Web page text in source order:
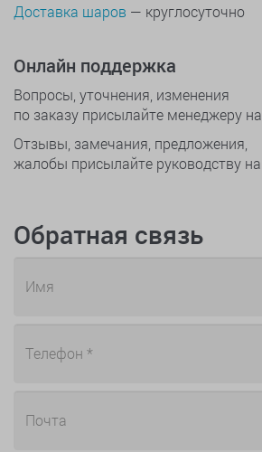
Доставка шаров — круглосуточно
Онлайн поддержка
Вопросы, уточнения, изменения
по заказу присылайте менеджеру на
Отзывы, замечания, предложения,
жалобы присылайте руководству на
Обратная связь